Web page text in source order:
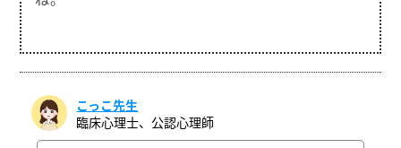
こっこ先生
臨床心理士、公認心理師